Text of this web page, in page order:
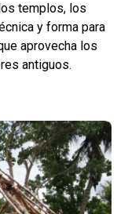
templos, los
y forma para
aprovecha los
antiguos.